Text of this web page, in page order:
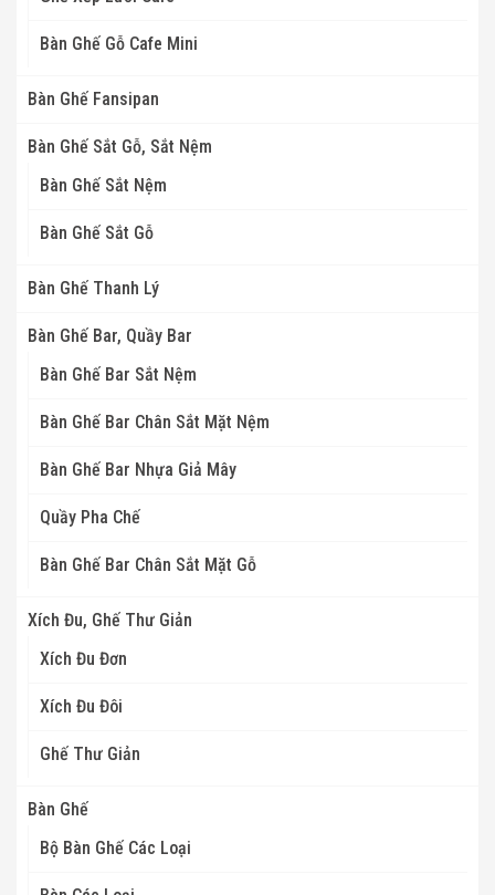
Bàn Ghế Gỗ Cafe Mini
Bàn Ghế Fansipan
Bàn Ghế Sắt Gỗ, Sắt Nệm
Bàn Ghế Sắt Nệm
Bàn Ghế Sắt Gỗ
Bàn Ghế Thanh Lý
Bàn Ghế Bar, Quầy Bar
Bàn Ghế Bar Sắt Nệm
Bàn Ghế Bar Chân Sắt Mặt Nệm
Bàn Ghế Bar Nhựa Giả Mây
Quầy Pha Chế
Bàn Ghế Bar Chân Sắt Mặt Gỗ
Xích Đu, Ghế Thư Giản
Xích Đu Đơn
Xích Đu Đôi
Ghế Thư Giản
Bàn Ghế
Bộ Bàn Ghế Các Loại